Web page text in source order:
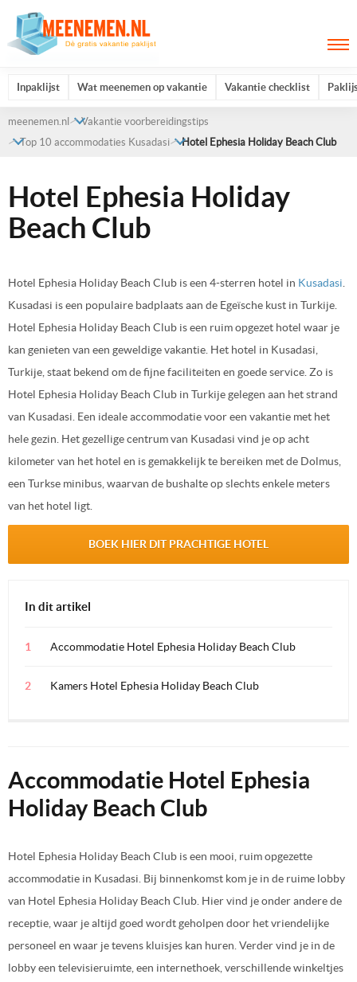
Inpaklijst Wat meenemen op vakantie Vakantie checklist
meenemen.nl
Vakantie voorbereidingstips
Top 10 accommodaties Kusadasi
Hotel Ephesia Holiday Beach Club
Hotel Ephesia Holiday
Beach Club
Hotel Ephesia Holiday Beach Club is een 4-sterren hotel in Kusadasi
Kusadasi is een populaire badplaats aan de Egeïsche kust in Turkije.
Hotel Ephesia Holiday Beach Club is een ruim opgezet hotel waar je
kan genieten van een geweldige vakantie. Het hotel in Kusadasi,
Turkije, staat bekend om de fijne faciliteiten en goede service. Zo is
Hotel Ephesia Holiday Beach Club in Turkije gelegen aan het strand
van Kusadasi. Een ideale accommodatie voor een vakantie met het
hele gezin. Het gezellige centrum van Kusadasi vind je op acht
kilometer van het hotel en is gemakkelijk te bereiken met de Dolmus,
een Turkse minibus, waarvan de bushalte op slechts enkele meters
van het hotel ligt.
BOEK HIER DIT PRACHTIGE HOTEL
In dit artikel
Accommodatie Hotel Ephesia Holiday Beach Club
Kamers Hotel Ephesia Holiday Beach Club
Accommodatie Hotel Ephesia
Holiday Beach Club
Hotel Ephesia Holiday Beach Club is een mooi, ruim opgezette
accommodatie in Kusadasi. Bij binnenkomst kom je in de ruime lobby
van Hotel Ephesia Holiday Beach Club. Hier vind je onder andere de
receptie, waar je altijd goed wordt geholpen door het vriendelijke
personeel en waar je tevens kluisjes kan huren. Verder vind je in de
lobby een televisieruimte, een internethoek, verschillende winkeltjes